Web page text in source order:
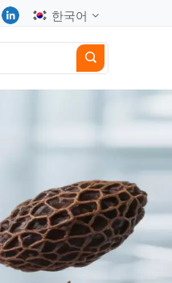
한국어
Español
日本語
한국어